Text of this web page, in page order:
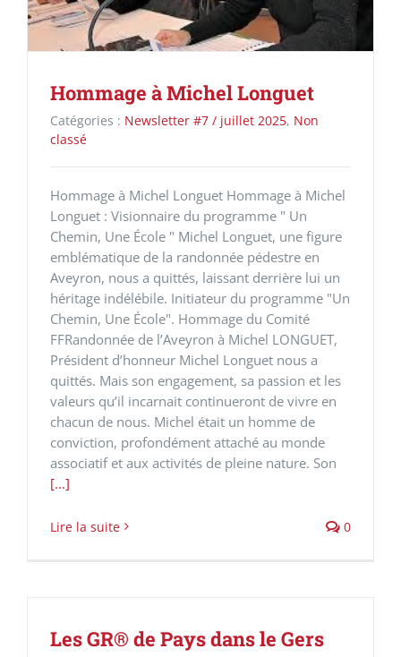
Hommage à Michel Longuet
Catégories : Newsletter #7 / juillet 2025, Non
classé
Hommage à Michel Longuet Hommage à Michel
Longuet : Visionnaire du programme " Un
Chemin, Une École " Michel Longuet, une figure
emblématique de la randonnée pédestre en
Aveyron, nous a quittés, laissant derrière lui un
héritage indélébile. Initiateur du programme "Un
Chemin, Une École". Hommage du Comité
FFRandonnée de l’Aveyron à Michel LONGUET,
Président d’honneur Michel Longuet nous a
quittés. Mais son engagement, sa passion et les
valeurs qu’il incarnait continueront de vivre en
chacun de nous. Michel était un homme de
conviction, profondément attaché au monde
associatif et aux activités de pleine nature. Son
[...]
Lire la suite 0
Les GR® de Pays dans le Gers